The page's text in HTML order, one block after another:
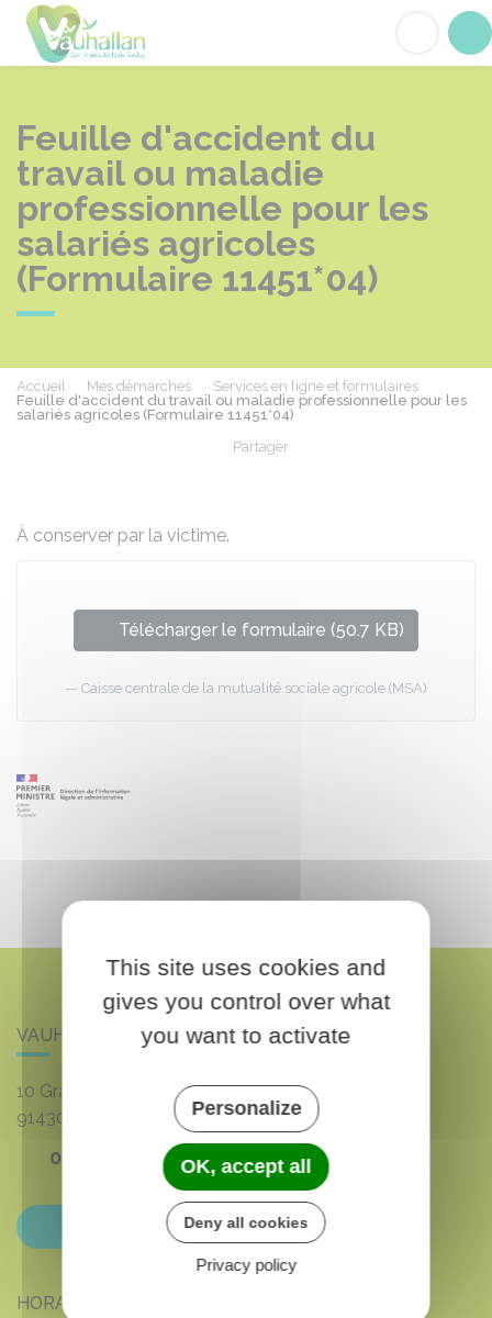
Feuille d'accident du
travail ou maladie
professionnelle pour les
salariés agricoles
(Formulaire 11451*04)
Accueil Mes démarches
Services en ligne et formulaires
Feuille d'accident du travail ou maladie professionnelle pour les
salariés agricoles (Formulaire 11451*04)
Partager
À conserver par la victime.
Télécharger le formulaire (50.7 KB)
Caisse centrale de la mutualité sociale agricole (MSA)
VAUHALLAN
10 Grande rue du 8 mai 1945
91430
VAUHALLAN
01 69 35 53 00
Contactez-nous
HORAIRES DE LA MAIRIE
This site uses cookies and
gives you control over what
you want to activate
Personalize
OK, accept all
Deny all cookies
Privacy policy